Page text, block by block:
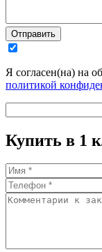
Отправить
Я согласен(на) на
политикой
Купить в 1